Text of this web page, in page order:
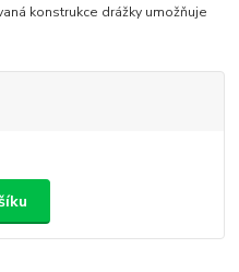
konstrukce drážky umožňuje